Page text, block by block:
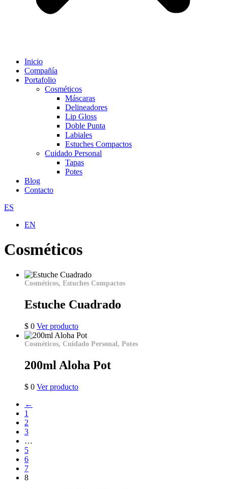
Inicio
Compañía
Portafolio
Cosméticos
Máscaras
Delineadores
Lip Gloss
Doble Punta
Labiales
Estuches Compactos
Cuidado Personal
Tapas
Potes
Blog
Contacto
ES
EN
Cosméticos
Cosméticos, Estuches Compactos
Estuche Cuadrado
$ 0 Ver producto
Cosméticos, Cuidado Personal, Potes
200ml Aloha Pot
$ 0 Ver producto
←
1
2
3
…
5
6
7
8